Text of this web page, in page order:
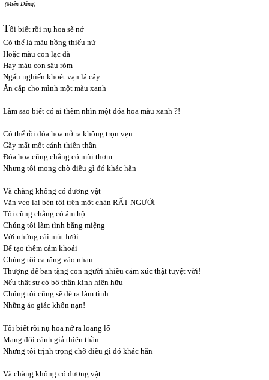
(Miên Đáng)
Tôi biết rồi nụ hoa sẽ nở
Có thể là màu hồng thiếu nữ
Hoặc màu con lạc đà
Hay màu con sâu róm
Ngấu nghiến khoét vạn lá cây
Ăn cắp cho mình một màu xanh
Làm sao biết có ai thèm nhìn một đóa hoa màu xanh ?!
Có thể rồi đóa hoa nở ra không trọn vẹn
Gãy mất một cánh thiên thần
Đóa hoa cũng chẳng có mùi thơm
Nhưng tôi mong chờ điều gì đó khác hẳn
Và chàng không có dương vật
Vặn vẹo lại bên tôi trên một chân RẤT NGƯỜI
Tôi cũng chẳng có âm hộ
Chúng tôi làm tình bằng miệng
Với những cái mút lưỡi
Để tạo thêm cảm khoái
Chúng tôi cạ răng vào nhau
Thượng đế ban tặng con người nhiều cảm xúc thật tuyệt vời!
Nếu thật sự có bộ thần kinh hiện hữu
Chúng tôi cũng sẽ đè ra làm tình
Những ảo giác khốn nạn!
Tôi biết rồi nụ hoa nở ra loang lổ
Mang đôi cánh giả thiên thần
Nhưng tôi trịnh trọng chờ điều gì đó khác hẳn
Và chàng không có dương vật